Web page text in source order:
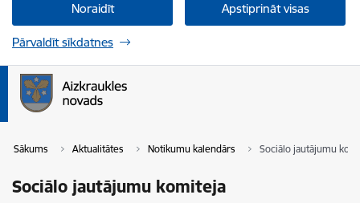
Noraidīt Apstiprināt visas
Pārvaldīt sīkdatnes
Sākums Aktualitātes Notikumu kalendārs Sociālo jautājumu
Sociālo jautājumu komiteja